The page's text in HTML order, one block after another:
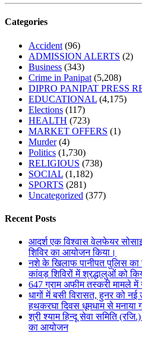
Categories
Accident (96)
ADMISSION ALERTS (2)
Business (343)
Crime in Panipat (5,208)
DIPRO PANIPAT PRESS
EDUCATIONAL (4,175)
Elections (117)
HEALTH (723)
MARKET OFFERS (1)
Murder(4)
Politics (1,730)
RELIGIOUS (738)
SOCIAL (1,182)
SPORTS (281)
Uncategorized (377)
Recent Posts
आदर्श एक विश्वास वेलफेयर
शिविर का आयोजन किया।
नशे के खिलाफ पानीपत पुलिस का
कांवड़ शिविरों में श्रद्धालुओं को
647 ग्राम अफीम तस्करी मामले में
धागों में बसी विरासत, हुनर को नई
हथकरघा दिवस धूमधाम से मनाया
श्री श्याम हिन्दू सेवा समिति
का आयोजन